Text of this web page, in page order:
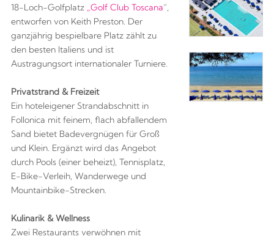
18-Loch-Golfplatz „Golf Club Toscana“,
entworfen von Keith Preston. Der
ganzjährig bespielbare Platz zählt zu
den besten Italiens und ist
Austragungsort internationaler Turniere.
Privatstrand & Freizeit
Ein hoteleigener Strandabschnitt in
Follonica mit feinem, flach abfallendem
Sand bietet Badevergnügen für Groß
und Klein. Ergänzt wird das Angebot
durch Pools (einer beheizt), Tennisplatz,
E-Bike-Verleih, Wanderwege und
Mountainbike-Strecken.
Kulinarik & Wellness
Zwei Restaurants verwöhnen mit